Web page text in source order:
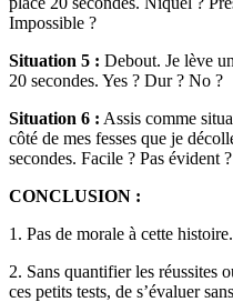
Impossible ?
Situation 5 : Debout. Je lève
20 secondes. Yes ? Dur ? No ?
Situation 6 : Assis comme
côté de mes fesses que je
secondes. Facile ? Pas évident
CONCLUSION :
1. Pas de morale à cette histoire.
2. Sans quantifier les réussites
ces petits tests, de s’évaluer